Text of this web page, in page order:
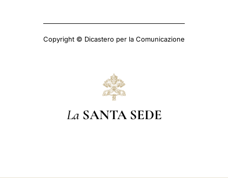
Copyright © Dicastero per la Comunicazione
La SANTA SEDE